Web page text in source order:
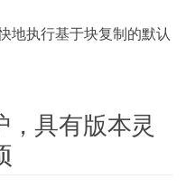
地执行基于块复制的默认
，具有版本灵